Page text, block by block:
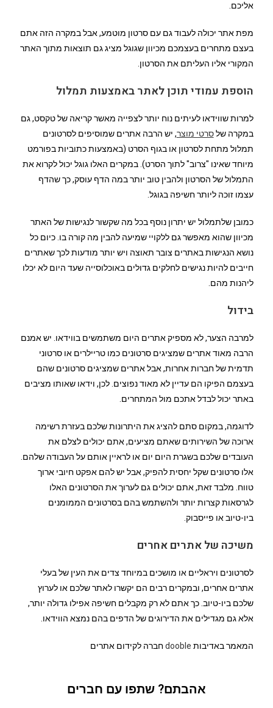
אליכם.
מפת אתר יכולה לעבוד גם עם סרטון מוטמע, אבל במקרה הזה אתם
בעצם מתחרים בעצמכם מכיוון שגוגל מציג גם תוצאות מתוך האתר
המקורי אליו העליתם את הסרטון.
הוספת עמודי תוכן לאתר באמצעות תמלול
למרות שווידאו לעיתים נוח יותר לצפייה מאשר קריאה של טקסט, גם
במקרה שלסרטי מוצר, יש הרבה אתרים שמוסיפים לסרטונים
תמלול מתחת לסרטון או בגוף הסרט (באמצעות כתוביות בפורמט
מיוחד שאינו "צרוב" לתוך הסרט). במקרים האלו גוגל יכול לקרוא את
התמלול של הסרטון ולהבין טוב יותר במה הדף עוסק, כך שהדף
עצמו זוכה ליותר חשיפה בגוגל.
כמובן שלתמלול יש יתרון נוסף בכל מה שקשור לנגישות של האתר
מכיוון שהוא מאפשר גם ללקויי שמיעה להבין מה קורה בו. כיום כל
נושא הנגישות באתרים צובר תאוצה ויש יותר מודעות לכך שאתרים
חייבים להיות נגישים לחלקים גדולים באוכלוסייה שעד היום לא יכלו
ליהנות מהם.
בידול
למרבה הצער, לא מספיק אתרים היום משתמשים בווידאו. יש אמנם
הרבה מאוד אתרים שמציגים סרטונים כמו טריילרים או סרטוני
תדמית של חברות אחרות, אבל אתרים שמציגים סרטונים שהם
בעצמם הפיקו הם עדיין לא מאוד נפוצים. לכן, וידאו שאותו מציבים
באתר יכול לבדל אתכם מול המתחרים.
לדוגמה, במקום סתם להציג את היתרונות שלכם בעזרת רשימה
ארוכה של השירותים שאתם מציעים, אתם יכולים לצלם את
העובדים שלכם בשגרת היום יום או לראיין אותם על העבודה שלהם.
אלו סרטונים שקל יחסית להפיק, אבל יש להם אפקט חיובי ארוך
טווח. מלבד זאת, אתם יכולים גם לערוך את הסרטונים האלו
לגרסאות קצרות יותר ולהשתמש בהם בסרטונים הממומנים
ביו-טיוב או פייסבוק.
משיכה של אתרים אחרים
לסרטונים ויראליים או מושכים במיוחד צדים את העין של בעלי
אתרים אחרים, ובמקרים רבים הם יקשרו לאתר שלכם או לערוץ
שלכם ביו-טיוב. כך אתם לא רק מקבלים חשיפה אפילו גדולה יותר,
אלא גם מגדילים את הדירוגים של הדפים בהם נמצא הווידאו.
המאמר באדיבות doobleחברה לקידום אתרים
אהבתם? שתפו עם חברים